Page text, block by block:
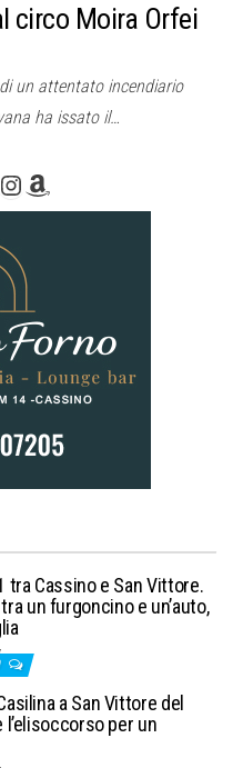
circo Moira Orfei
un attentato incendiario
ha issato il…
Instagram
Amazon
tra Cassino e San Vittore.
un furgoncino e un’auto,
a San Vittore del
l’elisoccorso per un